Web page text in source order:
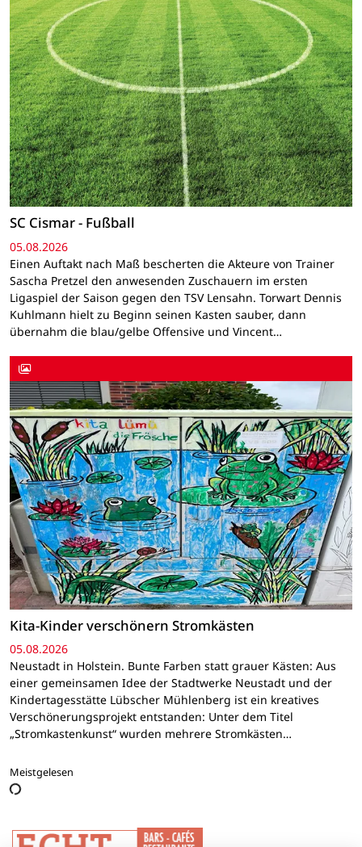
SC Cismar - Fußball
05.08.2026
Einen Auftakt nach Maß bescherten die Akteure von Trainer
Sascha Pretzel den anwesenden Zuschauern im ersten
Ligaspiel der Saison gegen den TSV Lensahn. Torwart Dennis
Kuhlmann hielt zu Beginn seinen Kasten sauber, dann
übernahm die blau/gelbe Offensive und Vincent…
Kita-Kinder verschönern Stromkästen
05.08.2026
Neustadt in Holstein. Bunte Farben statt grauer Kästen: Aus
einer gemeinsamen Idee der Stadtwerke Neustadt und der
Kindertagesstätte Lübscher Mühlenberg ist ein kreatives
Verschönerungsprojekt entstanden: Unter dem Titel
„Stromkastenkunst“ wurden mehrere Stromkästen…
Meistgelesen